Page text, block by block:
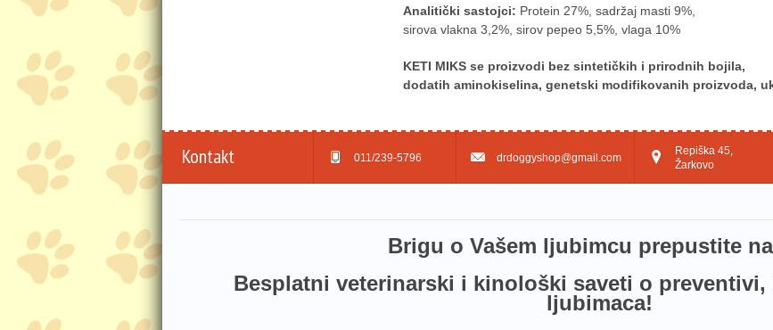
Analitički sastojci: Protein 27%, sadržaj masti 9%,
sirova vlakna 3,2%, sirov pepeo 5,5%, vlaga 10%
KETI MIKS se proizvodi bez sintetičkih i prirodnih bojila,
dodatih aminokiselina, genetski modifikovanih proizvoda,
Kontakt 011/239-5796 drdoggyshop@gmail.com
Repiška 45,
Žarkovo
Brig​u o Vašem ljubimcu prepustite
Besplatni veterinarski i kinološki saveti o preventivi,
ljubimaca!